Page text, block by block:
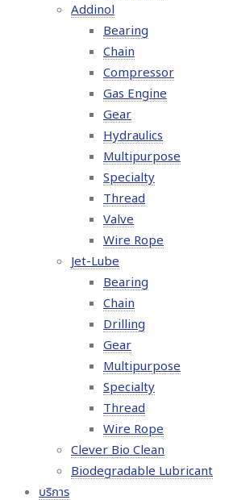
Addinol
Bearing
Chain
Compressor
Gas Engine
Gear
Hydraulics
Multipurpose
Specialty
Thread
Valve
Wire Rope
Jet-Lube
Bearing
Chain
Drilling
Gear
Multipurpose
Specialty
Thread
Wire Rope
Clever Bio Clean
Biodegradable Lubricant
บริการ